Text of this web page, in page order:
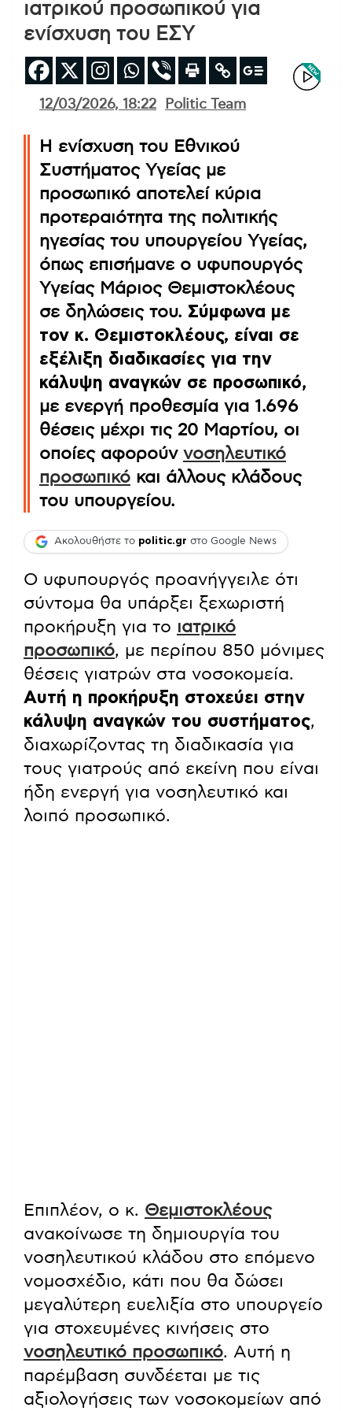
ιατρικού προσωπικού για
ενίσχυση του ΕΣΥ
12/03/2026, 18:22 Politic Team
Η ενίσχυση του Εθνικού
Συστήματος Υγείας με
προσωπικό αποτελεί κύρια
προτεραιότητα της πολιτικής
ηγεσίας του υπουργείου Υγείας,
όπως επισήμανε ο υφυπουργός
Υγείας Μάριος Θεμιστοκλέους
σε δηλώσεις του. Σύμφωνα με
τον κ. Θεμιστοκλέους, είναι σε
εξέλιξη διαδικασίες για την
κάλυψη αναγκών σε προσωπικό,
με ενεργή προθεσμία για 1.696
θέσεις μέχρι τις 20 Μαρτίου, οι
οποίες αφορούν νοσηλευτικό
προσωπικό και άλλους κλάδους
του υπουργείου.
Ακολουθήστε το politic.gr στο Google News
Ο υφυπουργός προανήγγειλε ότι
σύντομα θα υπάρξει ξεχωριστή
προκήρυξη για το ιατρικό
προσωπικό, με περίπου 850 μόνιμες
θέσεις γιατρών στα νοσοκομεία.
Αυτή η προκήρυξη στοχεύει στην
κάλυψη αναγκών του συστήματος,
διαχωρίζοντας τη διαδικασία για
τους γιατρούς από εκείνη που είναι
ήδη ενεργή για νοσηλευτικό και
λοιπό προσωπικό.
Επιπλέον, ο κ. Θεμιστοκλέους
ανακοίνωσε τη δημιουργία του
νοσηλευτικού κλάδου στο επόμενο
νομοσχέδιο, κάτι που θα δώσει
μεγαλύτερη ευελιξία στο υπουργείο
για στοχευμένες κινήσεις στο
νοσηλευτικό προσωπικό. Αυτή η
παρέμβαση συνδέεται με τις
αξιολογήσεις των νοσοκομείων από